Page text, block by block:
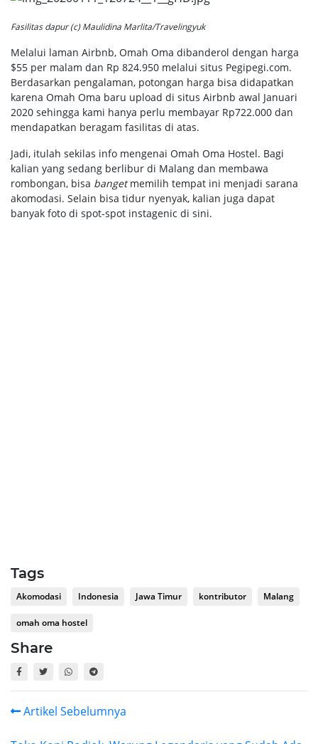
Fasilitas dapur (c) Maulidina Marlita/Travelingyuk
Melalui laman Airbnb, Omah Oma dibanderol dengan harga
$55 per malam dan Rp 824.950 melalui situs Pegipegi.com.
Berdasarkan pengalaman, potongan harga bisa didapatkan
karena Omah Oma baru upload di situs Airbnb awal Januari
2020 sehingga kami hanya perlu membayar Rp722.000 dan
mendapatkan beragam fasilitas di atas.
Jadi, itulah sekilas info mengenai Omah Oma Hostel. Bagi
kalian yang sedang berlibur di Malang dan membawa
rombongan, bisa bangetmemilih tempat ini menjadi sarana
akomodasi. Selain bisa tidur nyenyak, kalian juga dapat
banyak foto di spot-spot instagenic di sini.
Tags
Akomodasi Indonesia Jawa Timur kontributor Malang
omah oma hostel
Share
Artikel Sebelumnya